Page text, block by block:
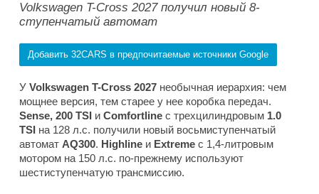
Volkswagen T-Cross 2027 получил новый 8-
ступенчатый автомат
Добавить 32CARS в предпочитаемые источники Google
У Volkswagen T-Cross 2027 необычная иерархия: чем
мощнее версия, тем старее у нее коробка передач.
Sense, 200 TSI и Comfortline с трехцилиндровым 1.0
TSI на 128 л.с. получили новый восьмиступенчатый
автомат AQ300. Highline и Extreme с 1,4-литровым
мотором на 150 л.с. по-прежнему используют
шестиступенчатую трансмиссию.